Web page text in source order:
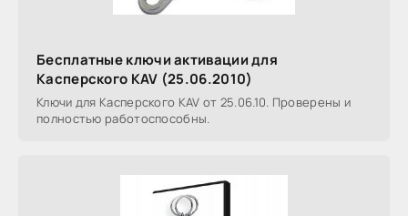
Бесплатные ключи активации для
Касперского KAV (25.06.2010)
Ключи для Касперского KAV от 25.06.10. Проверены и
полностью работоспособны.